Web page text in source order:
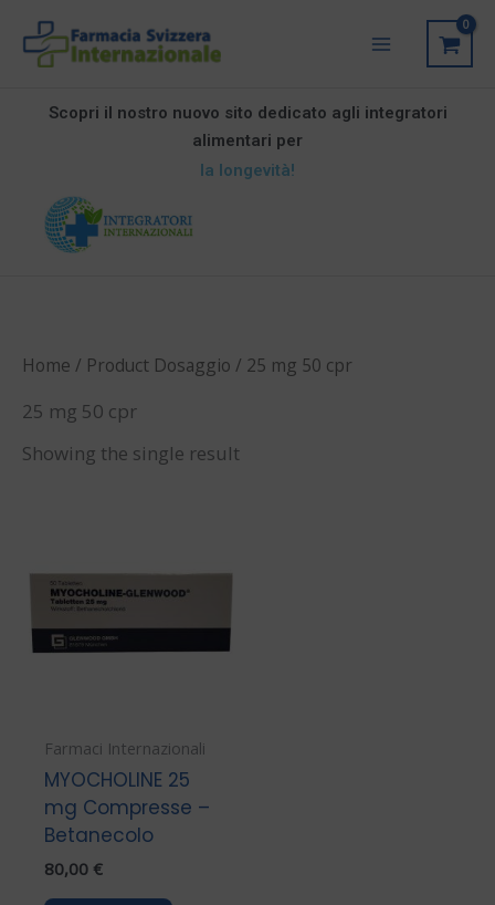
contenuto
Main
Menu
Scopri il nostro nuovo sito dedicato agli integratori
alimentari per
la longevità!
Home / Product Dosaggio / 25 mg 50 cpr
25 mg 50 cpr
Showing the single result
Farmaci Internazionali
MYOCHOLINE 25
mg Compresse –
Betanecolo
80,00 €